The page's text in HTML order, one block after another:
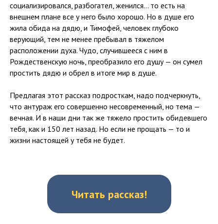
социализировался, разбогател, женился... то есть на
внешнем плане все у него было хорошо. Но в душе его
жила обида на дядю, и Тимофей, человек глубоко
верующий, тем не менее пребывал в тяжелом
расположении духа. Чудо, случившееся с ним в
Рождественскую ночь, преобразило его душу — он сумел
простить дядю и обрел в итоге мир в душе.
Предлагая этот рассказ подросткам, надо подчеркнуть,
что антураж его совершенно несовременный, но тема —
вечная. И в наши дни так же тяжело простить обидевшего
тебя, как и 150 лет назад. Но если не прощать — то и
жизни настоящей у тебя не будет.
Читать рассказ!